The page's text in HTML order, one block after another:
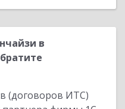
в
(договоров ИТС)